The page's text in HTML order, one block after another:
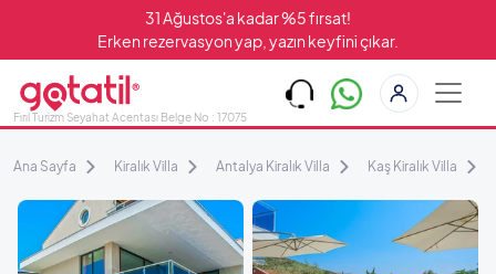
31 Ağustos'a kadar %5 fırsat!
Erken rezervasyon yap, yazın keyfini çıkar.
Fırıl Turizm Seyahat Acentası Belge No : 17075
Ana Sayfa Kiralık Villa Antalya Kiralık Villa Kaş Kiralık Villa